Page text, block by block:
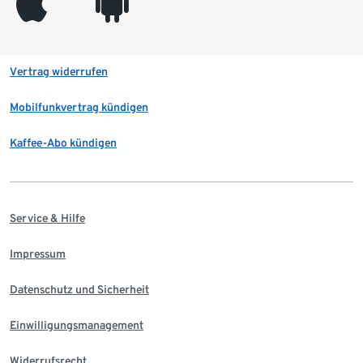
Vertrag widerrufen
Mobilfunkvertrag kündigen
Kaffee-Abo kündigen
Service & Hilfe
Impressum
Datenschutz und Sicherheit
Einwilligungsmanagement
Widerrufsrecht